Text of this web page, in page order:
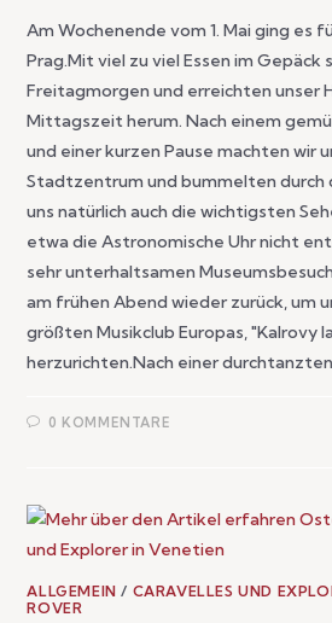
Am Wochenende vom 1. Mai ging es
Prag.Mit viel zu viel Essen im
Freitagmorgen und erreichten unser
Mittagszeit herum. Nach einem
und einer kurzen Pause machten wir
Stadtzentrum und bummelten durch
uns natürlich auch die wichtigsten
etwa die Astronomische Uhr nicht
sehr unterhaltsamen
am frühen Abend wieder zurück, um
größten Musikclub Europas, "Kalrovy
herzurichten.Nach einer
0 KOMMENTARE
ALLGEMEIN / CARAVELLES UND
ROVER